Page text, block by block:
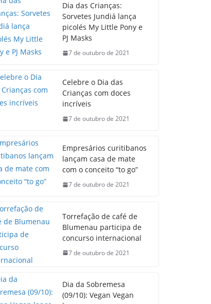
Dia das Crianças:
Sorvetes Jundiá lança
picolés My Little Pony e
PJ Masks
7 de outubro de 2021
Celebre o Dia das
Crianças com doces
incríveis
7 de outubro de 2021
Empresários curitibanos
lançam casa de mate
com o conceito “to go”
7 de outubro de 2021
Torrefação de café de
Blumenau participa de
concurso internacional
7 de outubro de 2021
Dia da Sobremesa
(09/10): Vegan Vegan